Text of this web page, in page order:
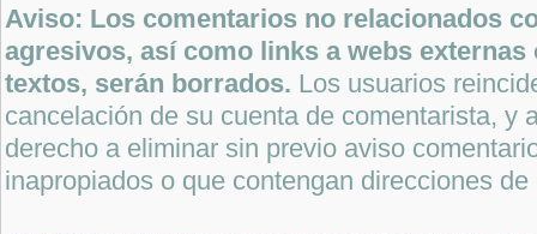
Aviso: Los comentarios no relacionados
agresivos, así como links a webs
textos, serán borrados. Los usuarios
cancelación de su cuenta de comentarista, y
derecho a eliminar sin previo aviso
inapropiados o que contengan direcciones